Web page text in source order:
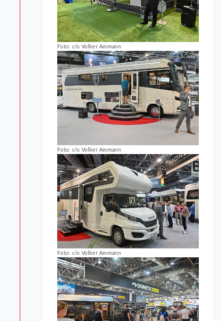
Foto: c/o Volker Ammann
Foto: c/o Volker Ammann
Foto: c/o Volker Ammann